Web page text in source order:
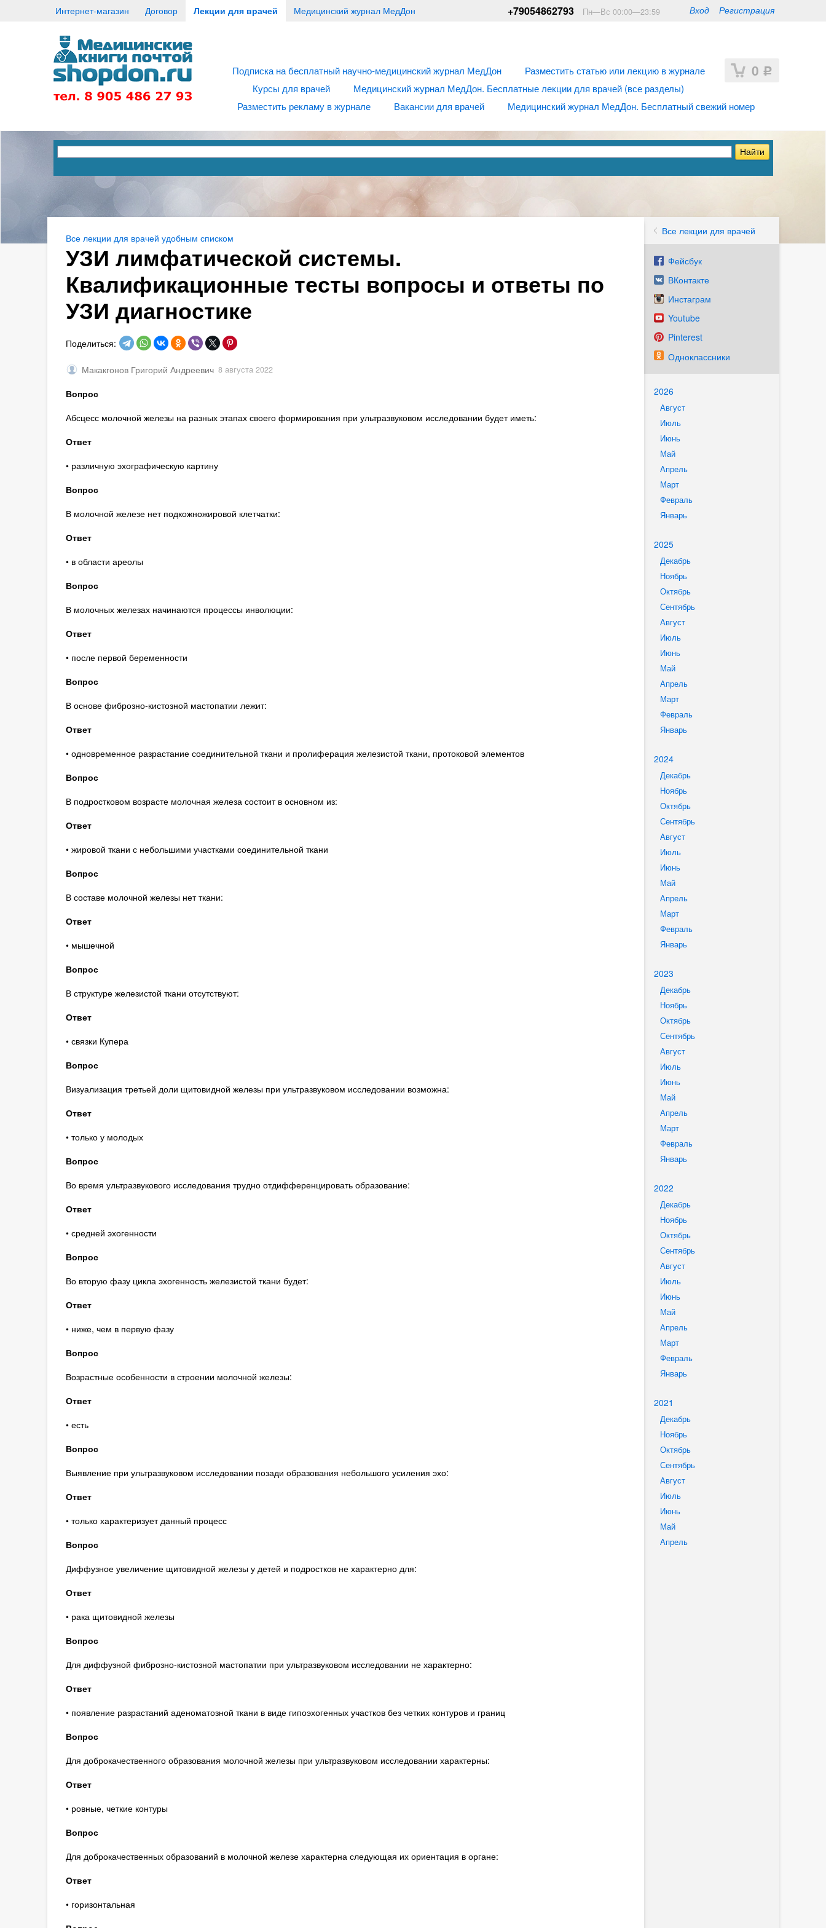
Интернет-магазин Договор Лекции для врачей Медицинский журнал МедДон Вход Регистрация
+79054862793 Пн—Вс 00:00—23:59
0 Р
Подписка на бесплатный научно-медицинский журнал МедДон
Разместить статью или лекцию в журнале
Курсы для врачей
Медицинский журнал МедДон. Бесплатные лекции для врачей (все разделы)
Разместить рекламу в журнале
Вакансии для врачей Медицинский журнал МедДон. Бесплатный свежий номер
Все лекции для врачей
Фейсбук
ВКонтакте
Инстаграм
Youtube
Pinterest
Одноклассники
2026
Август
Июль
Июнь
Май
Апрель
Март
Февраль
Январь
2025
Декабрь
Ноябрь
Октябрь
Сентябрь
Август
Июль
Июнь
Май
Апрель
Март
Февраль
Январь
2024
Декабрь
Ноябрь
Октябрь
Сентябрь
Август
Июль
Июнь
Май
Апрель
Март
Февраль
Январь
2023
Декабрь
Ноябрь
Октябрь
Сентябрь
Август
Июль
Июнь
Май
Апрель
Март
Февраль
Январь
2022
Декабрь
Ноябрь
Октябрь
Сентябрь
Август
Июль
Июнь
Май
Апрель
Март
Февраль
Январь
2021
Декабрь
Ноябрь
Октябрь
Сентябрь
Август
Июль
Июнь
Май
Апрель
Все лекции для врачей удобным списком
УЗИ лимфатической системы.
Квалификационные тесты вопросы и ответы по
УЗИ диагностике
Поделиться:
Макакгонов Григорий Андреевич 8 августа 2022
Вопрос
Абсцесс молочной железы на разных этапах своего формирования при ультразвуковом исследовании будет иметь:
Ответ
• различную эхографическую картину
Вопрос
В молочной железе нет подкожножировой клетчатки:
Ответ
• в области ареолы
Вопрос
В молочных железах начинаются процессы инволюции:
Ответ
• после первой беременности
Вопрос
В основе фиброзно-кистозной мастопатии лежит:
Ответ
• одновременное разрастание соединительной ткани и пролиферация железистой ткани, протоковой элементов
Вопрос
В подростковом возрасте молочная железа состоит в основном из:
Ответ
• жировой ткани с небольшими участками соединительной ткани
Вопрос
В составе молочной железы нет ткани:
Ответ
• мышечной
Вопрос
В структуре железистой ткани отсутствуют:
Ответ
• связки Купера
Вопрос
Визуализация третьей доли щитовидной железы при ультразвуковом исследовании возможна:
Ответ
• только у молодых
Вопрос
Во время ультразвукового исследования трудно отдифференцировать образование:
Ответ
• средней эхогенности
Вопрос
Во вторую фазу цикла эхогенность железистой ткани будет:
Ответ
• ниже, чем в первую фазу
Вопрос
Возрастные особенности в строении молочной железы:
Ответ
• есть
Вопрос
Выявление при ультразвуковом исследовании позади образования небольшого усиления эхо:
Ответ
• только характеризует данный процесс
Вопрос
Диффузное увеличение щитовидной железы у детей и подростков не характерно для:
Ответ
• рака щитовидной железы
Вопрос
Для диффузной фиброзно-кистозной мастопатии при ультразвуковом исследовании не характерно:
Ответ
• появление разрастаний аденоматозной ткани в виде гипоэхогенных участков без четких контуров и границ
Вопрос
Для доброкачественного образования молочной железы при ультразвуковом исследовании характерны:
Ответ
• ровные, четкие контуры
Вопрос
Для доброкачественных образований в молочной железе характерна следующая их ориентация в органе:
Ответ
• горизонтальная